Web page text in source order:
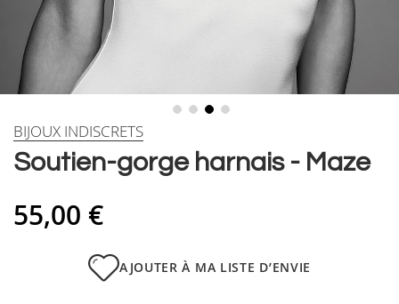
Skip
the
the
Soutien-gorge harnais - Maze
BIJOUX INDISCRETS
55,00 €
AJOUTER À MA LISTE D’ENVIE